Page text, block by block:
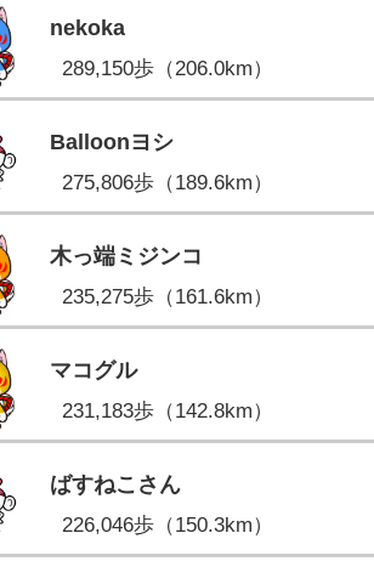
nekoka
289,150歩（206.0km）
Balloonヨシ
275,806歩（189.6km）
木っ端ミジンコ
235,275歩（161.6km）
マコグル
231,183歩（142.8km）
ばすねこさん
226,046歩（150.3km）